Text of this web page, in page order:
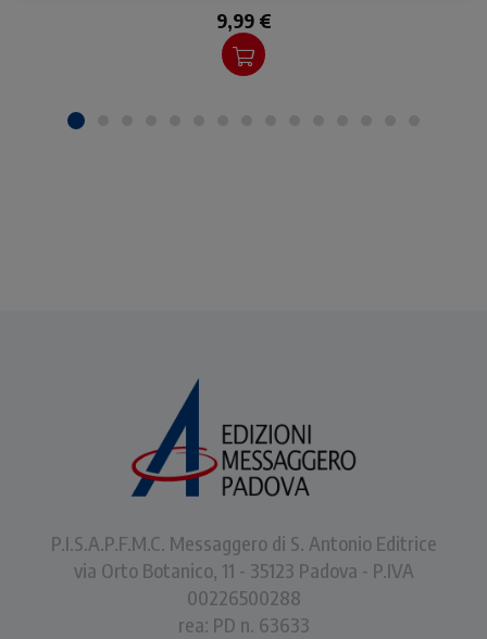
9,99 €
P.I.S.A.P.F.M.C. Messaggero di S. Antonio Editrice
via Orto Botanico, 11 - 35123 Padova - P.IVA
00226500288
rea: PD n. 63633